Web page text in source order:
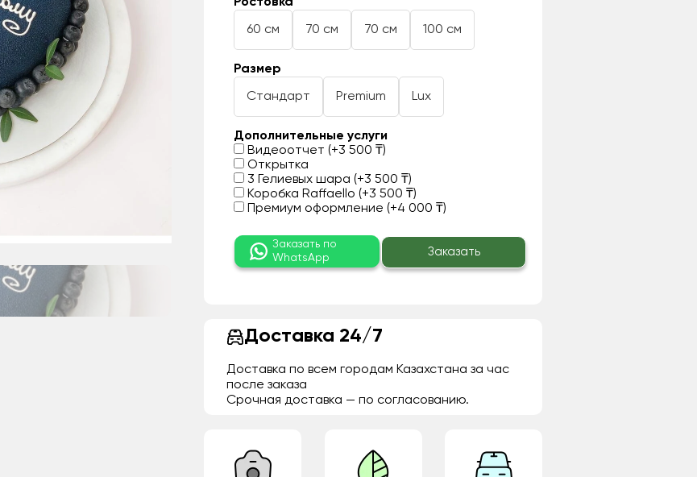
60 см 70 см 70 см 100 см
Размер
Стандарт Premium Lux
Дополнительные услуги
Видеоотчет (+3 500 ₸)
Открытка
3 Гелиевых шара (+3 500 ₸)
Коробка Raffaello (+3 500 ₸)
Премиум оформление (+4 000 ₸)
Заказать по
WhatsApp
Заказать
Доставка 24/7
Доставка по всем городам Казахстана за час
после заказа
Срочная доставка — по согласованию.